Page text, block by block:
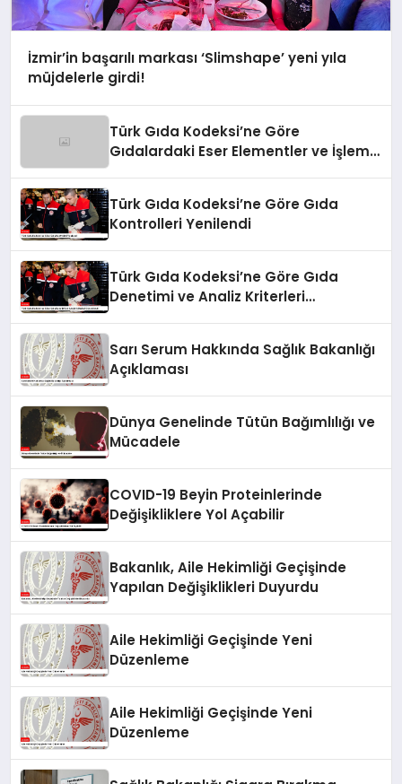
İzmir’in başarılı markası ‘Slimshape’ yeni yıla
müjdelerle girdi!
Türk Gıda Kodeksi’ne Göre
Gıdalardaki Eser Elementler ve İşleme
Türk Gıda Kodeksi’ne Göre Gıda
Kontrolleri Yenilendi
Türk Gıda Kodeksi’ne Göre Gıda
Denetimi ve Analiz Kriterleri
Sarı Serum Hakkında Sağlık Bakanlığı
Açıklaması
Dünya Genelinde Tütün Bağımlılığı ve
Mücadele
COVID-19 Beyin Proteinlerinde
Değişikliklere Yol Açabilir
Bakanlık, Aile Hekimliği Geçişinde
Yapılan Değişiklikleri Duyurdu
Aile Hekimliği Geçişinde Yeni
Düzenleme
Aile Hekimliği Geçişinde Yeni
Düzenleme